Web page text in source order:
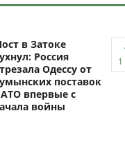
в Затоке
Россия
Одессу от
поставок
впервые с
войны